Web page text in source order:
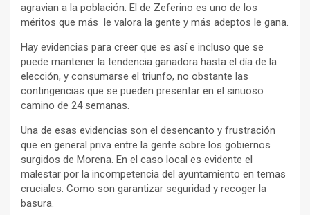
agravian a la población. El de Zeferino es uno de los
méritos que más le valora la gente y más adeptos le gana.
Hay evidencias para creer que es así e incluso que se
puede mantener la tendencia ganadora hasta el día de la
elección, y consumarse el triunfo, no obstante las
contingencias que se pueden presentar en el sinuoso
camino de 24 semanas.
Una de esas evidencias son el desencanto y frustración
que en general priva entre la gente sobre los gobiernos
surgidos de Morena. En el caso local es evidente el
malestar por la incompetencia del ayuntamiento en temas
cruciales. Como son garantizar seguridad y recoger la
basura.